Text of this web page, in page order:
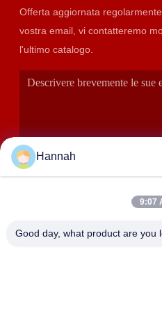
Offerta aggiornata
vostra email, vi contatteremo
l'ultimo catalogo.
Hannah
9:07
Good day, what product are you